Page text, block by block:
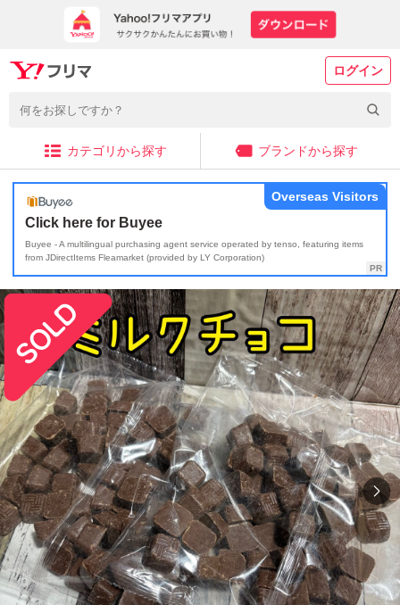
ログイン
カテゴリから探す ブランドから探す
Click here for Buyee
Buyee - A multilingual purchasing agent service operated by tenso, featuring items
from JDirectItems Fleamarket (provided by LY Corporation)
Overseas Visitors